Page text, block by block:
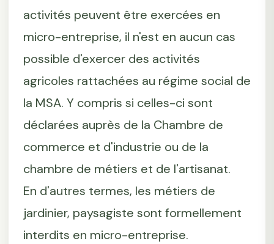
activités peuvent être exercées en
micro-entreprise, il n'est en aucun cas
possible d'exercer des activités
agricoles rattachées au régime social de
la MSA. Y compris si celles-ci sont
déclarées auprès de la Chambre de
commerce et d'industrie ou de la
chambre de métiers et de l'artisanat.
En d'autres termes, les métiers de
jardinier, paysagiste sont formellement
interdits en micro-entreprise.